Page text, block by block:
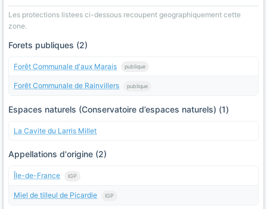
Les protections listees ci-dessous recoupent geographiquement cette
zone.
Forets publiques (2)
Forêt Communale d'aux Marais publique
Forêt Communale de Rainvillers publique
Espaces naturels (Conservatoire d’espaces naturels) (1)
La Cavite du Larris Millet
Appellations d'origine (2)
Île-de-France IGP
Miel de tilleul de Picardie IGP